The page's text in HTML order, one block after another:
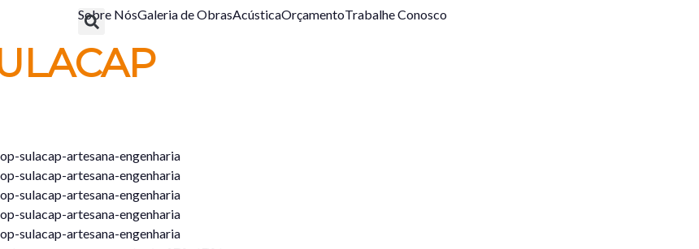
Sobre NósGaleria de ObrasAcústicaOrçamentoTrabalhe Conosco